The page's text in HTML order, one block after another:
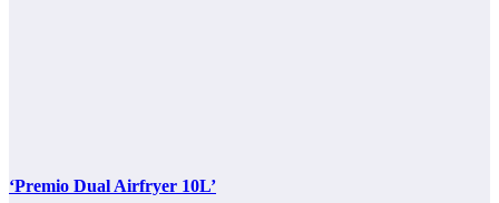
‘Premio Dual Airfryer 10L’